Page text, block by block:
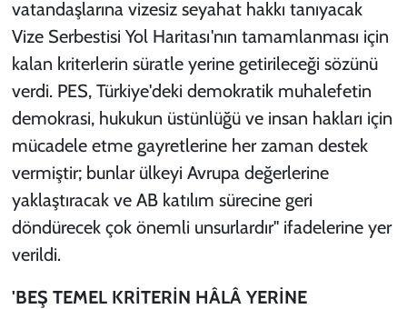
vatandaşlarına vizesiz seyahat hakkı tanıyacak
Vize Serbestisi Yol Haritası'nın tamamlanması için
kalan kriterlerin süratle yerine getirileceği sözünü
verdi. PES, Türkiye'deki demokratik muhalefetin
demokrasi, hukukun üstünlüğü ve insan hakları için
mücadele etme gayretlerine her zaman destek
vermiştir; bunlar ülkeyi Avrupa değerlerine
yaklaştıracak ve AB katılım sürecine geri
döndürecek çok önemli unsurlardır" ifadelerine yer
verildi.
'BEŞ TEMEL KRİTERİN HÂLÂ YERİNE